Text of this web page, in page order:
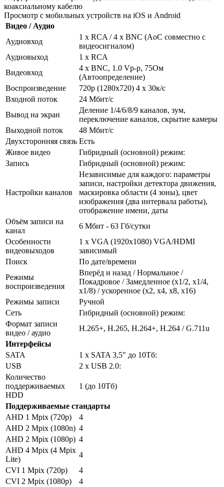
коаксиальному кабелю
Просмотр с мобильных устройств на iOS и Android
Видео / Аудио
Аудиовход
1 x RCA / 4 x BNC (AoC совместно с
видеосигналом)
Аудиовыход
1 x RCA
Видеовход
4 x BNC, 1.0 Vp-p, 75Ом
(Автоопределение)
Воспроизведение
720p (1280х720) 4 x 30к/с
Входной поток
24 Мбит/с
Вывод на экран
Деление 1/4/6/8/9 каналов, зум,
переключение каналов, скрытие камеры
Выходной поток
48 Мбит/с
Двухсторонняя связь Есть
Живое видео
Гибридный (основной) режим:
Запись
Гибридный (основной) режим:
Настройки каналов
Независимые для каждого: параметры
записи, настройки детектора движения,
маскировка области (4 зоны), цвет
изображения (два интервала работы),
отображение имени, даты
Объём записи на
канал
6 Мбит - 63 Гб/сутки
Особенности
видеовыходов
1 x VGA (1920x1080) VGA/HDMI
зависимый
Поиск
По дате/времени
Режимы
воспроизведения
Вперёд и назад / Нормальное /
Покадровое / Замедленное (х1/2, х1/4,
х1/8) / ускоренное (х2, х4, х8, х16)
Режимы записи
Ручной
Сеть
Гибридный (основной) режим:
Формат записи
видео / аудио
H.265+, H.265, H.264+, H.264 / G.711u
Интерфейсы
SATA
1 x SATA 3,5" до 10Тб:
USB
2 x USB 2.0:
Количество
поддерживаемых
HDD
1 (до 10Тб)
Поддерживаемые стандарты
AHD 1 Mpix (720p)
4
AHD 2 Mpix (1080n) 4
AHD 2 Mpix (1080p) 4
AHD 4 Mpix (4 Mpix
Lite)
4
CVI 1 Mpix (720p)
4
CVI 2 Mpix (1080p)
4